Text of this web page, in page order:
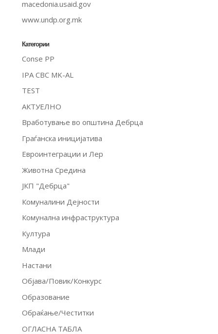
macedonia.usaid.gov
www.undp.org.mk
Категории
Conse PP
IPA CBC MK-AL
TEST
АКТУЕЛНО
Вработување во општина Дебрца
Граѓанска иницијатива
Евроинтеграции и Лер
Животна Средина
ЈКП "Дебрца"
Комуналини Дејности
Комунална инфраструктура
Култура
Млади
Настани
Објава/Повик/Конкурс
Образование
Обраќање/Честитки
ОГЛАСНА ТАБЛА